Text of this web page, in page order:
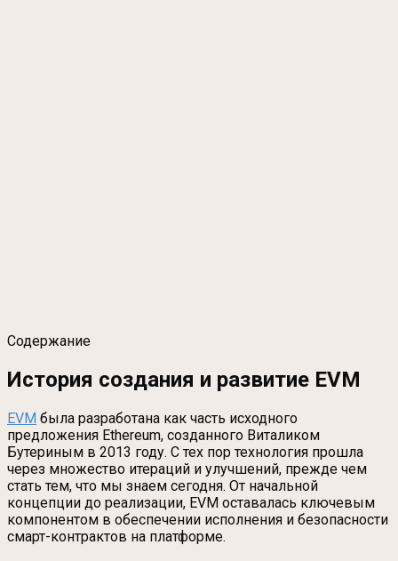
Содержание
История создания и развитие EVM
EVM была разработана как часть исходного
предложения Ethereum, созданного Виталиком
Бутериным в 2013 году. С тех пор технология прошла
через множество итераций и улучшений, прежде чем
стать тем, что мы знаем сегодня. От начальной
концепции до реализации, EVM оставалась ключевым
компонентом в обеспечении исполнения и безопасности
смарт-контрактов на платформе.